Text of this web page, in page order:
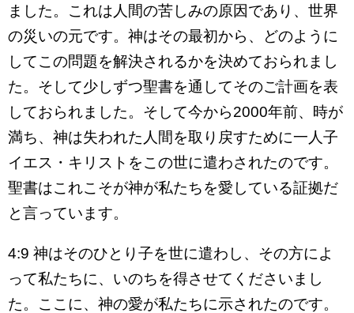
ました。これは人間の苦しみの原因であり、世界
の災いの元です。神はその最初から、どのように
してこの問題を解決されるかを決めておられまし
た。そして少しずつ聖書を通してそのご計画を表
しておられました。そして今から2000年前、時が
満ち、神は失われた人間を取り戻すために一人子
イエス・キリストをこの世に遣わされたのです。
聖書はこれこそが神が私たちを愛している証拠だ
と言っています。
4:9 神はそのひとり子を世に遣わし、その方によ
って私たちに、いのちを得させてくださいまし
た。ここに、神の愛が私たちに示されたのです。